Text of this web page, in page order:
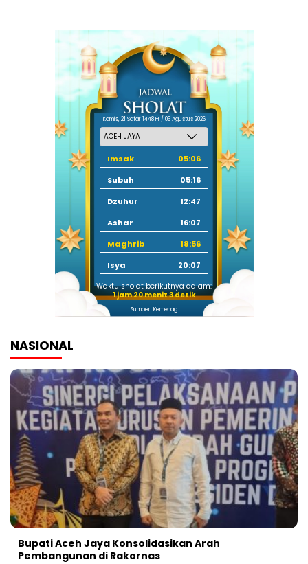
Kamis, 21 Safar 1448 H / 06 Agustus 2026
Imsak
05:06
Subuh
05:16
Dzuhur
12:47
Ashar
16:07
Maghrib
18:56
Isya
20:07
Waktu sholat berikutnya dalam:
1 jam 20 menit 2 detik
Sumber: Kemenag
NASIONAL
Bupati Aceh Jaya Konsolidasikan Arah
Pembangunan di Rakornas